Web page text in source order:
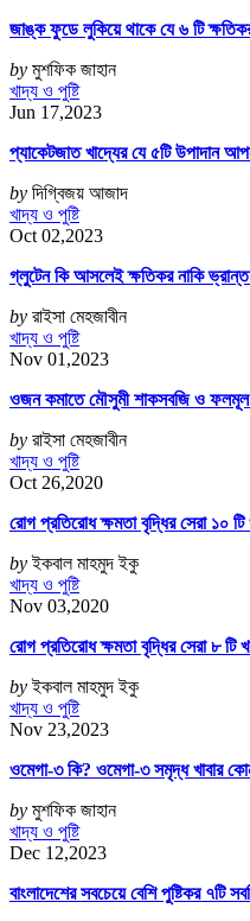
জাঙ্ক ফুডে লুকিয়ে থাকে যে ৬ টি
by মুশফিক জাহান
খাদ্য ও পুষ্টি
Jun 17,2023
প্যাকেটজাত খাদ্যের যে ৫টি উপাদান
by দিগ্বিজয় আজাদ
খাদ্য ও পুষ্টি
Oct 02,2023
গ্লুটেন কি আসলেই ক্ষতিকর নাকি ভ্রান্ত
by রাইসা মেহজাবীন
খাদ্য ও পুষ্টি
Nov 01,2023
ওজন কমাতে মৌসুমী শাকসবজি ও ফলমূল
by রাইসা মেহজাবীন
খাদ্য ও পুষ্টি
Oct 26,2020
রোগ প্রতিরোধ ক্ষমতা বৃদ্ধির সেরা ১০
byইকবাল মাহমুদ ইকু
খাদ্য ও পুষ্টি
Nov 03,2020
রোগ প্রতিরোধ ক্ষমতা বৃদ্ধির সেরা ৮ টি
byইকবাল মাহমুদ ইকু
খাদ্য ও পুষ্টি
Nov 23,2023
ওমেগা-৩ কি? ওমেগা-৩ সমৃদ্ধ খাবার
by মুশফিক জাহান
খাদ্য ও পুষ্টি
Dec 12,2023
বাংলাদেশের সবচেয়ে বেশি পুষ্টিকর ৭টি